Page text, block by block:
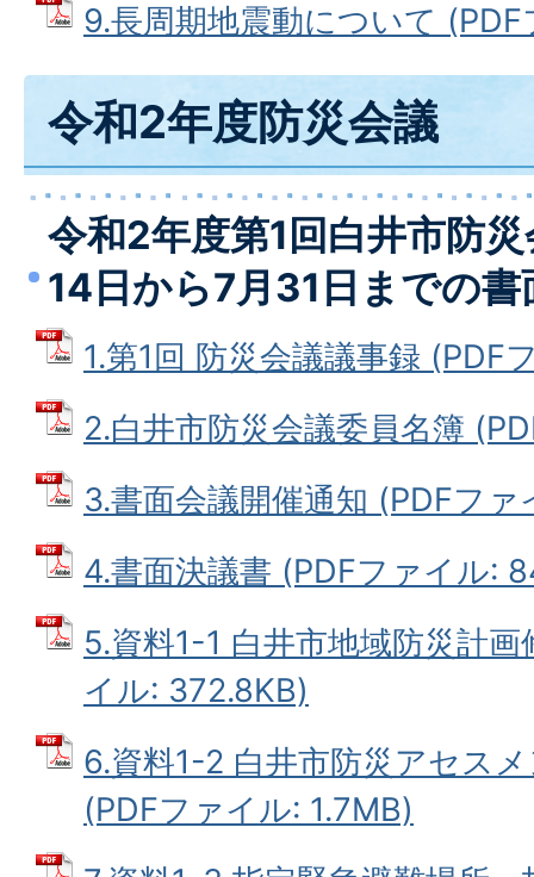
9.長周期地震動について
令和2年度防災会議
令和2年度第1回白井市防
14日から7月31日までの書
1.第1回 防災会議議事録 (PDF
2.白井市防災会議委員名簿
3.書面会議開催通知 (PDFフ
4.書面決議書 (PDFファイル:
5.資料1-1 白井市地域防災計
イル: 372.8KB)
6.資料1-2 白井市防災アセス
(PDFファイル: 1.7MB)